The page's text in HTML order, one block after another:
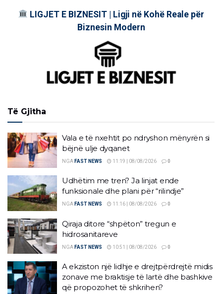
LIGJET E BIZNESIT | Ligji në Kohë Reale për
Biznesin Modern
Të Gjitha
Vala e të nxehtit po ndryshon mënyrën si
bëjnë ulje dyqanet
NGA FAST NEWS 11:19 | 08/08/2026 0
Udhëtim me tren? Ja linjat ende
funksionale dhe plani për “rilindje”
NGA FAST NEWS 11:16 | 08/08/2026 0
Qiraja ditore “shpëton” tregun e
hidrosanitareve
NGA FAST NEWS 10:51 | 08/08/2026 0
A ekziston një lidhje e drejtpërdrejtë midis
zonave me braktisje të lartë dhe bashkive
që propozohet të shkrihen?